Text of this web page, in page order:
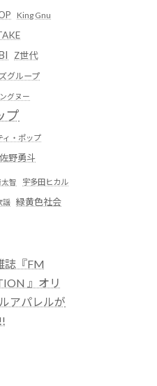
King Gnu
Z世代
グループ
グヌー
プ
ィ・ポップ
佐野勇斗
智 宇多田ヒカル
謡 緑黄色社会
誌『FM
』オリ
アパレルが